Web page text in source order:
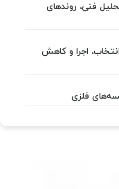
فنی، روندهای
اجرا و کاهش
فلزی